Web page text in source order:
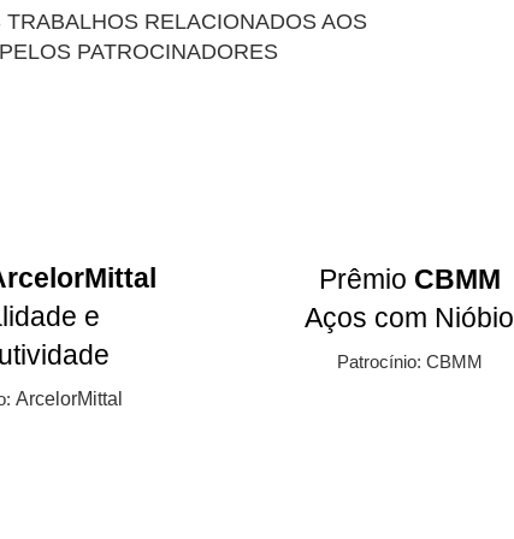
RELACIONADOS AOS
PATROCINADORES
e
ArcelorMittal
Prêmio CBMM
Aços com Nióbio
Patrocínio: CBMM